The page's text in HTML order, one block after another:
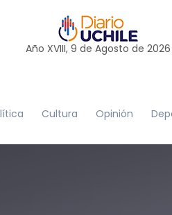
Año XVIII, 9 de Agosto de 2026
Cultura Opinión